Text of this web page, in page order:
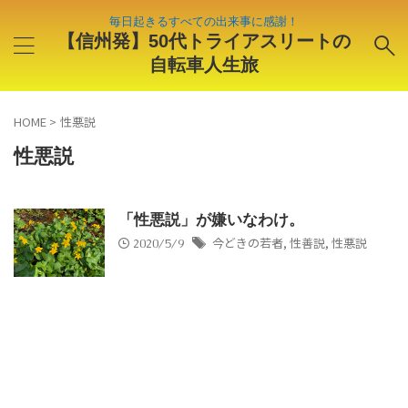
毎日起きるすべての出来事に感謝！
【信州発】50代トライアスリートの
自転車人生旅
HOME > 性悪説
性悪説
「性悪説」が嫌いなわけ。
2020/5/9 今どきの若者, 性善説, 性悪説